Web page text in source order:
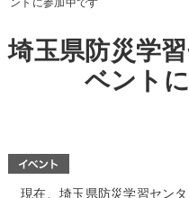
ントに参加中です
埼玉県防災学
ベント
現在、埼玉県防災学習センタ